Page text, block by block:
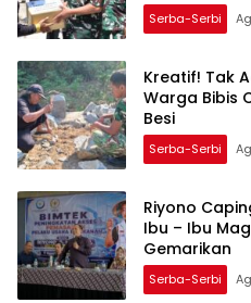
Serba-Serbi
Kreatif! Tak
Warga Bibis
Besi
Serba-Serbi
Riyono
Ibu – Ibu
Gemarikan
Serba-Serbi